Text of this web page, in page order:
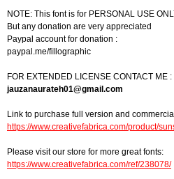
NOTE: This font is for PERSONAL USE
But any donation are very appreciated
Paypal account for donation :
paypal.me/fillographic
FOR EXTENDED LICENSE CONTACT ME :
jauzanaurateh01@gmail.com
Link to purchase full version and
https://www.creativefabrica.com/product/
Please visit our store for more great fonts:
https://www.creativefabrica.com/ref/238078/